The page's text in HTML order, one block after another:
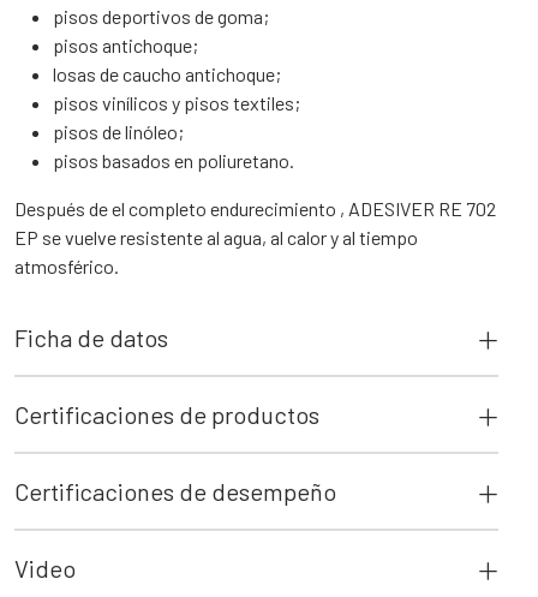
pisos deportivos de goma;
pisos antichoque;
losas de caucho antichoque;
pisos vinílicos y pisos textiles;
pisos de linóleo;
pisos basados en poliuretano.
Después de el completo endurecimiento , ADESIVER RE 702
EP se vuelve resistente al agua, al calor y al tiempo
atmosférico.
Ficha de datos
Certificaciones de productos
Certificaciones de desempeño
Video